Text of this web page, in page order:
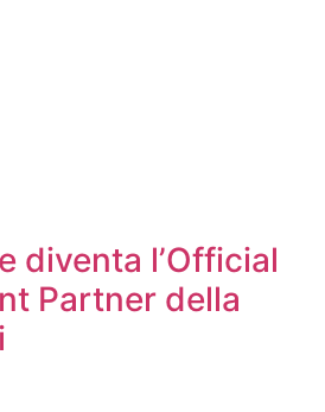
diventa l’Official
Partner della